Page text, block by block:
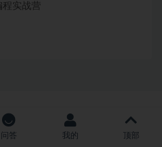
程实战营
冀ICP备2022000706号-6
问答 我的 顶部